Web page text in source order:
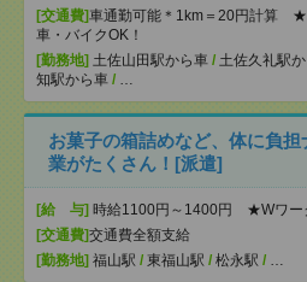
[交通費]車通勤可能＊1km＝20円計算 ★
車・バイクOK！
[勤務地] 土佐山田駅から車 / 土佐久礼駅
知駅から車 / …
お菓子の箱詰めなど、体に負
業がたくさん！[派遣]
[給 与] 時給1100円～1400円 ★Wワー
[交通費]交通費全額支給
[勤務地] 福山駅 / 東福山駅 / 松永駅 / …